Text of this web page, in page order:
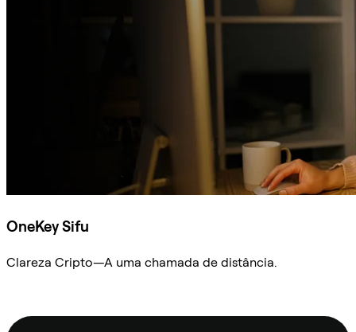
OneKey Sifu
Clareza Cripto—A uma chamada de distância.